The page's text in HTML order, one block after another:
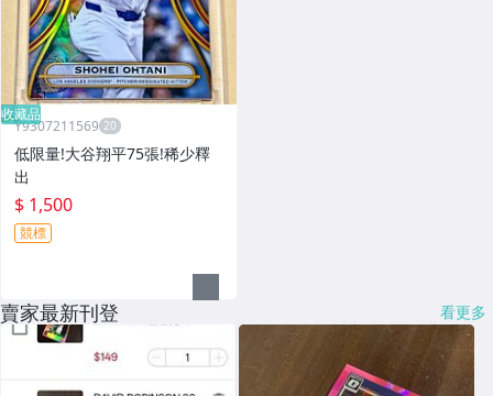
收藏品
Y9307211569
低限量!大谷翔平75張!稀少釋
出
$ 1,500
競標
賣家最新刊登 看更多